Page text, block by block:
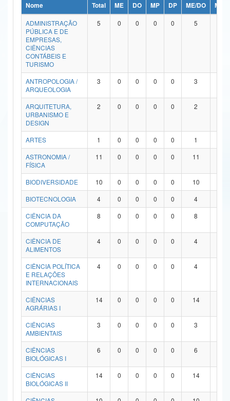
Ministério da Ciência, Tecnologia, Inovações e Comunicações
Ministério do Meio Ambiente
Ministério do Turismo
Ministério do Desenvolvimento Regional
Controladoria-Geral da União
Ministério da Mulher, da Família e dos Direitos Humanos
Secretaria de Governo
Advocacia-Geral da União
Banco Central do Brasil
Nome Total ME DO MP DP ME/DO
MP/
ADMINISTRAÇÃO
PÚBLICA E DE
EMPRESAS,
CIÊNCIAS
CONTÁBEIS E
TURISMO
5 0 0 0 0 5
ANTROPOLOGIA /
ARQUEOLOGIA
3 0 0 0 0 3
ARQUITETURA,
URBANISMO E
DESIGN
2 0 0 0 0 2
ARTES 1 0 0 0 0 1
ASTRONOMIA /
FÍSICA
11 0 0 0 0 11
BIODIVERSIDADE 10 0 0 0 0 10
BIOTECNOLOGIA
4 0 0 0 0 4
CIÊNCIA DA
COMPUTAÇÃO
8 0 0 0 0 8
CIÊNCIA DE
ALIMENTOS
4 0 0 0 0 4
CIÊNCIA POLÍTICA
E RELAÇÕES
INTERNACIONAIS
4 0 0 0 0 4
CIÊNCIAS
AGRÁRIAS I
14 0 0 0 0 14
CIÊNCIAS
AMBIENTAIS
3 0 0 0 0 3
CIÊNCIAS
BIOLÓGICAS I
6 0 0 0 0 6
CIÊNCIAS
BIOLÓGICAS II
14 0 0 0 0 14